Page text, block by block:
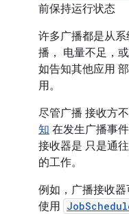
前保持运行状态
许多广播都是从
播， 电量不足，
如告知其他应用
用。
尽管广播 接收方
知 在发生广播事
接收器是 只是通
的工作。
例如，广播接收
使用